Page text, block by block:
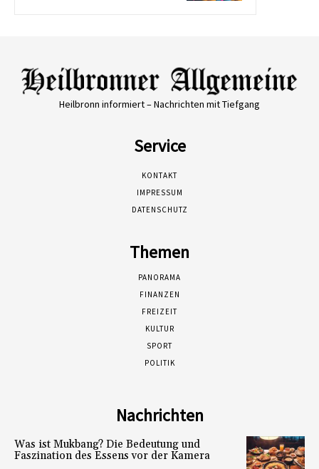
Heilbronn informiert – Nachrichten mit Tiefgang
Service
KONTAKT
IMPRESSUM
DATENSCHUTZ
Themen
PANORAMA
FINANZEN
FREIZEIT
KULTUR
SPORT
POLITIK
Nachrichten
Was ist Mukbang? Die Bedeutung und
Faszination des Essens vor der Kamera